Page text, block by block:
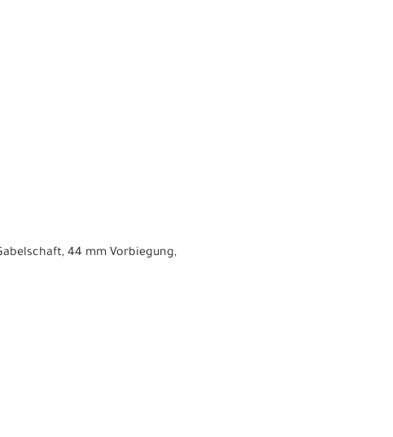
44 mm Vorbiegung,